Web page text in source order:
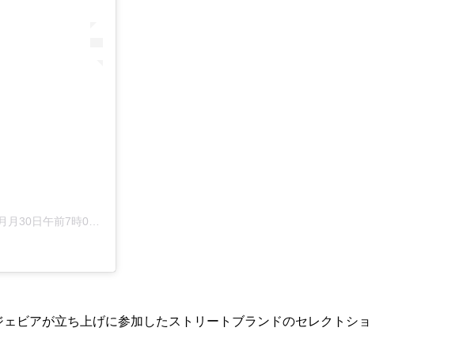
日午前7時00分PDT
ビアが立ち上げに参加したストリートブランドのセレクトショ